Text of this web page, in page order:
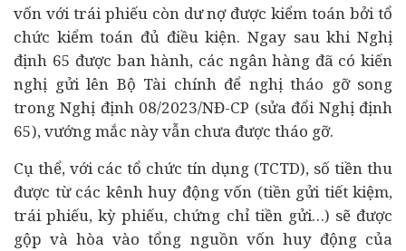
vốn với trái phiếu còn dư nợ được kiểm toán bởi tổ
chức kiểm toán đủ điều kiện. Ngay sau khi Nghị
định 65 được ban hành, các ngân hàng đã có kiến
nghị gửi lên Bộ Tài chínhđể nghị tháo gỡ song
trong Nghị định 08/2023/NĐ-CP (sửa đổi Nghị định
65), vướng mắc này vẫn chưa được tháo gỡ.
Cụ thể, với các tổ chức tín dụng (TCTD), số tiền thu
được từ các kênh huy động vốn (tiền gửi tiết kiệm,
trái phiếu, kỳ phiếu, chứng chỉ tiền gửi…) sẽ được
gộp và hòa vào tổng nguồn vốn huy động của